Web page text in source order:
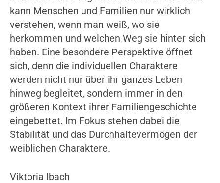
kann Menschen und Familien nur wirklich
verstehen, wenn man weiß, wo sie
herkommen und welchen Weg sie hinter sich
haben. Eine besondere Perspektive öffnet
sich, denn die individuellen Charaktere
werden nicht nur über ihr ganzes Leben
hinweg begleitet, sondern immer in den
größeren Kontext ihrer Familiengeschichte
eingebettet. Im Fokus stehen dabei die
Stabilität und das Durchhaltevermögen der
weiblichen Charaktere.
Viktoria Ibach